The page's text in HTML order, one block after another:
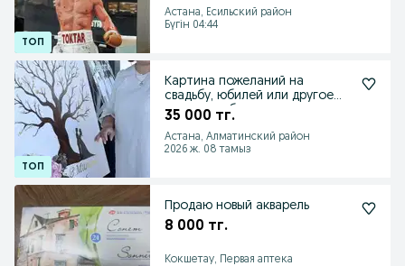
Астана, Есильский район
Бүгін 04:44
Картина пожеланий на
свадьбу, юбилей или другое
важное событие
35 000 тг.
Астана, Алматинский район
2026 ж. 08 тамыз
Продаю новый акварель
8 000 тг.
Кокшетау, Первая аптека